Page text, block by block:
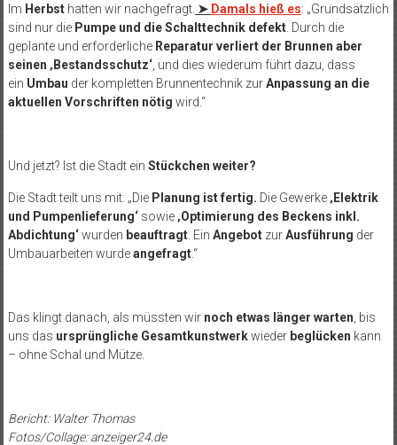
Im Herbsthatten wir nachgefragt. ➤ Damals hieß es: „Grundsätzlich
sind nur die Pumpe und die Schalttechnik defekt. Durch die
geplante und erforderliche Reparatur verliert der Brunnen aber
seinen ‚Bestandsschutz‘, und dies wiederum führt dazu, dass
ein Umbau der kompletten Brunnentechnik zurAnpassung an die
aktuellen Vorschriften nötig wird.“
Und jetzt? Ist die Stadt ein Stückchen weiter?
Die Stadt teilt uns mit: „Die Planung ist fertig. Die Gewerke ‚Elektrik
und Pumpenlieferung‘sowie ‚Optimierung des Beckens inkl.
Abdichtung‘wurden beauftragt. Ein AngebotzurAusführung der
Umbauarbeiten wurdeangefragt.“
Das klingt danach, als müssten wir noch etwas länger warten , bis
uns das ursprüngliche Gesamtkunstwerkwieder beglücken kann
– ohne Schal und Mütze.
Bericht: Walter Thomas
Fotos/Collage: anzeiger24.de